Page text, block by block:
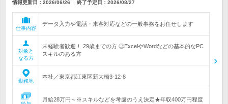
情報更新日：2026/06/26 終了予定日： 2026/08/27
仕事内容
データ入力や電話・来客対応などの一般事務をお任せします
対象と
なる方
未経験者歓迎！ 29歳までの方 ◎ExcelやWordなどの基本的なPC
スキルのある方
勤務地
本社／東京都江東区新大橋3-12-8
月給28万円～※スキルなどを考慮のうえ決定★年収400万円程度